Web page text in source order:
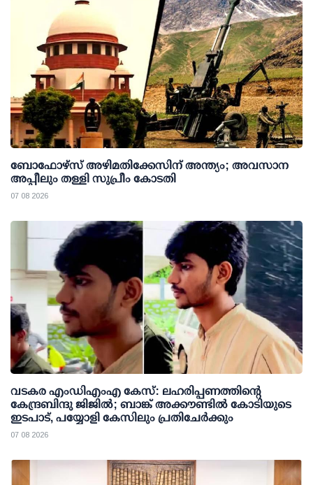
ബോഫോഴ്സ് അഴിമതിക്കേസിന് അന്ത്യം; അവസാന
അപ്പീലും തള്ളി സുപ്രീം കോടതി
07 08 2026
വടകര എംഡിഎംഎ കേസ്: ലഹരിപ്പണത്തിന്റെ
കേന്ദ്രബിന്ദു ജിജില്‍; ബാങ്ക് അക്കൗണ്ടില്‍ കോടിയുടെ
ഇടപാട്, പയ്യോളി കേസിലും പ്രതിചേര്‍ക്കും
07 08 2026